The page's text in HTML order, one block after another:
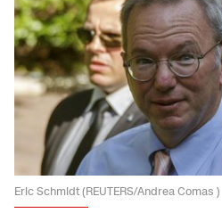
Eric Schmidt (REUTERS/Andrea Comas )